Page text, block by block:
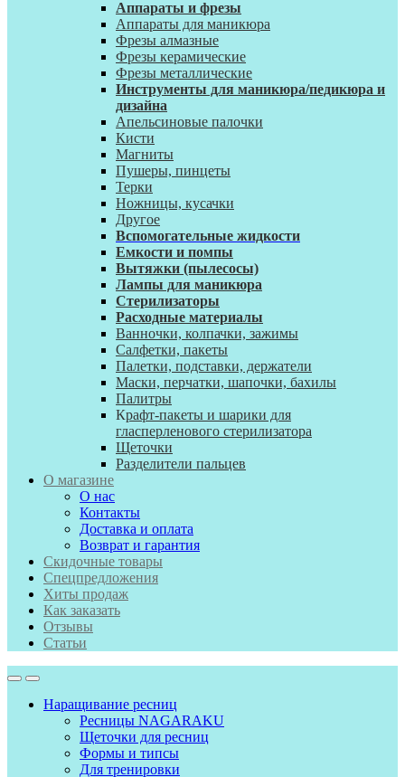
Аппараты и фрезы
Аппараты для маникюра
Фрезы алмазные
Фрезы керамические
Фрезы металлические
Инструменты для маникюра/педикюра и
дизайна
Апельсиновые палочки
Кисти
Магниты
Пушеры, пинцеты
Терки
Ножницы, кусачки
Другое
Вспомогательные жидкости
Емкости и помпы
Вытяжки (пылесосы)
Лампы для маникюра
Стерилизаторы
Расходные материалы
Ванночки, колпачки, зажимы
Салфетки, пакеты
Палетки, подставки, держатели
Маски, перчатки, шапочки, бахилы
Палитры
Крафт-пакеты и шарики для
гласперленового стерилизатора
Щеточки
Разделители пальцев
О магазине
О нас
Контакты
Доставка и оплата
Возврат и гарантия
Скидочные товары
Спецпредложения
Хиты продаж
Как заказать
Отзывы
Статьи
Наращивание ресниц
Ресницы NAGARAKU
Щеточки для ресниц
Формы и типсы
Для тренировки